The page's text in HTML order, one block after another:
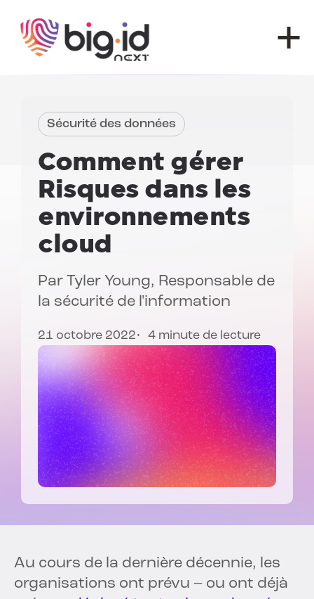
Sécurité des données
Comment gérer
Risques dans les
environnements
cloud
Par Tyler Young, Responsable de
la sécurité de l'information
21 octobre 2022 4 minute de lecture
Au cours de la dernière décennie, les
organisations ont prévu – ou ont déjà